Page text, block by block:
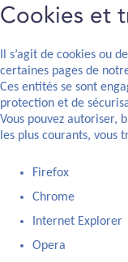
Cookies et
Il s’agit de cookies ou
certaines pages de
Ces entités se sont
protection et de
Vous pouvez autoriser,
les plus courants, vous
Firefox
Chrome
Internet Explorer
Opera